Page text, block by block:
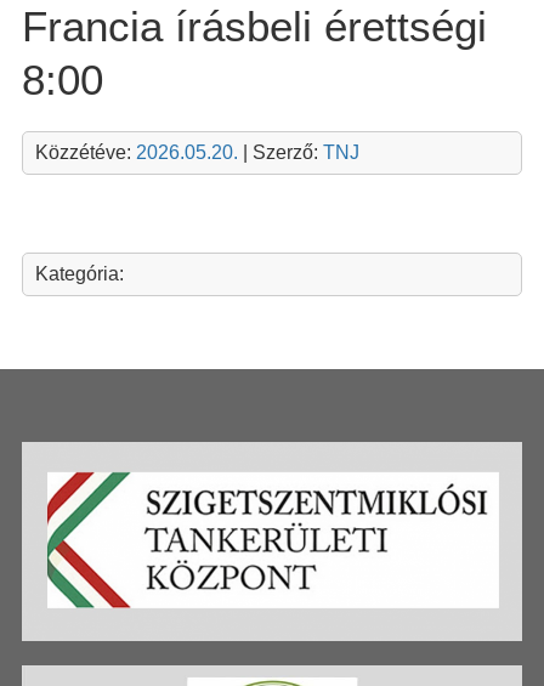
Francia írásbeli érettségi
8:00
Közzétéve: 2026.05.20. | Szerző: TNJ
Kategória: